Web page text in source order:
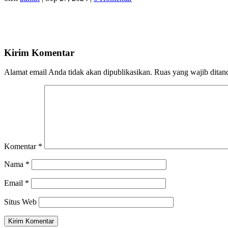
Kirim Komentar
Alamat email Anda tidak akan dipublikasikan. Ruas yang wajib
Komentar *
Nama *
Email *
Situs Web